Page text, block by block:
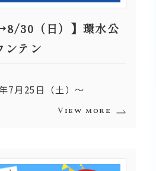
30（日）】環水公
ンテン
7月25日（土）～
View more